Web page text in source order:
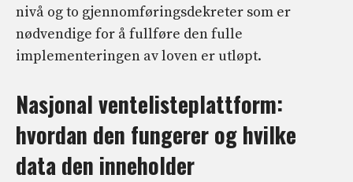
nivå og to gjennomføringsdekreter som er
nødvendige for å fullføre den fulle
implementeringen av loven er utløpt.
Nasjonal ventelisteplattform:
hvordan den fungerer og hvilke
data den inneholder